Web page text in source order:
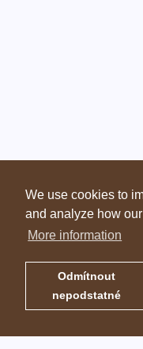
We use cookies to
and analyze how
More information
Odmítnout
nepodstatné